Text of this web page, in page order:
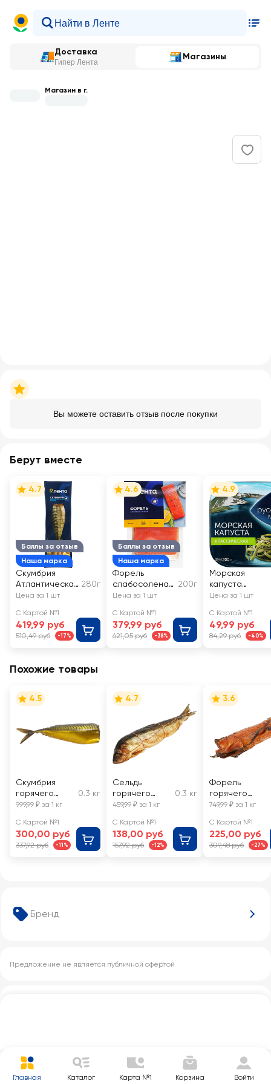
Доставка
Гипер Лента
Магазины
Магазин в г.
Вы можете оставить отзыв после покупки
Бренд
Предложение не является публичной офертой
Берут вместе
Баллы за отзыв
Наша марка
4.7
Скумбрия
Атлантическая
холодного
ЛЕНТА кусочки
280г
Цена за 1 шт
С Картой №1
419,99 руб
510,49 руб -17%
Баллы за отзыв
Наша марка
4.6
Форель
слабосоленая
ЛЕНТА филе-
200г
Цена за 1 шт
С Картой №1
379,99 руб
621,05 руб -38%
4.9
Морская
капуста
маринованная
МОРЕ
Классическая
Цена за 1 шт
С Картой №1
49,99 руб
84,29 руб -40%
Похожие товары
4.5
Скумбрия
горячего
копчения, без
весовая
0.3 кг
999,99 ₽ за 1 кг
С Картой №1
300,00 руб
337,92 руб -11%
4.7
Сельдь
горячего
копчения
весовая
0.3 кг
459,99 ₽ за 1 кг
С Картой №1
138,00 руб
157,92 руб -12%
3.6
Форель
горячего
копчения
хребты,
весовая
749,99 ₽ за 1 кг
С Картой №1
225,00 руб
309,48 руб -27%
Главная Каталог Карта №1 Корзина Войти